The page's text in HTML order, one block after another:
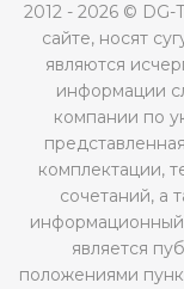
2012 - 2026 © DG-
сайте, носят
являются
информации
компании по
комплектации,
сочетаний, а
информационный
является
положениями